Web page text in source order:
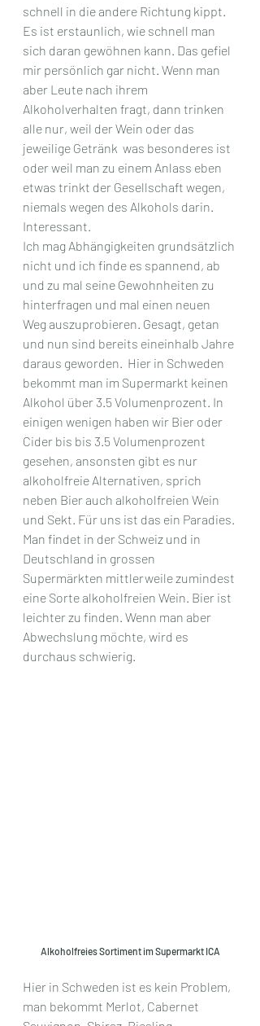
schnell in die andere Richtung kippt.
Es ist erstaunlich, wie schnell man
sich daran gewöhnen kann. Das gefiel
mir persönlich gar nicht. Wenn man
aber Leute nach ihrem
Alkoholverhalten fragt, dann trinken
alle nur, weil der Wein oder das
jeweilige Getränk  was besonderes ist
oder weil man zu einem Anlass eben
etwas trinkt der Gesellschaft wegen,
niemals wegen des Alkohols darin.
Interessant.
Ich mag Abhängigkeiten grundsätzlich
nicht und ich finde es spannend, ab
und zu mal seine Gewohnheiten zu
hinterfragen und mal einen neuen
Weg auszuprobieren. Gesagt, getan
und nun sind bereits eineinhalb Jahre
daraus geworden.  Hier in Schweden
bekommt man im Supermarkt keinen
Alkohol über 3.5 Volumenprozent. In
einigen wenigen haben wir Bier oder
Cider bis bis 3.5 Volumenprozent
gesehen, ansonsten gibt es nur
alkoholfreie Alternativen, sprich
neben Bier auch alkoholfreien Wein
und Sekt. Für uns ist das ein Paradies.
Man findet in der Schweiz und in
Deutschland in grossen
Supermärkten mittlerweile zumindest
eine Sorte alkoholfreien Wein. Bier ist
leichter zu finden. Wenn man aber
Abwechslung möchte, wird es
durchaus schwierig.
Alkoholfreies Sortiment im Supermarkt ICA
Hier in Schweden ist es kein Problem,
man bekommt Merlot, Cabernet